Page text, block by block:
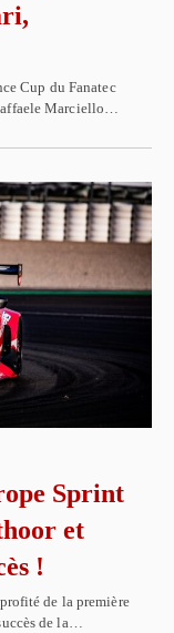
Cup du Fanatec
Marciello…
Sprint
et
!
de la première
de la…